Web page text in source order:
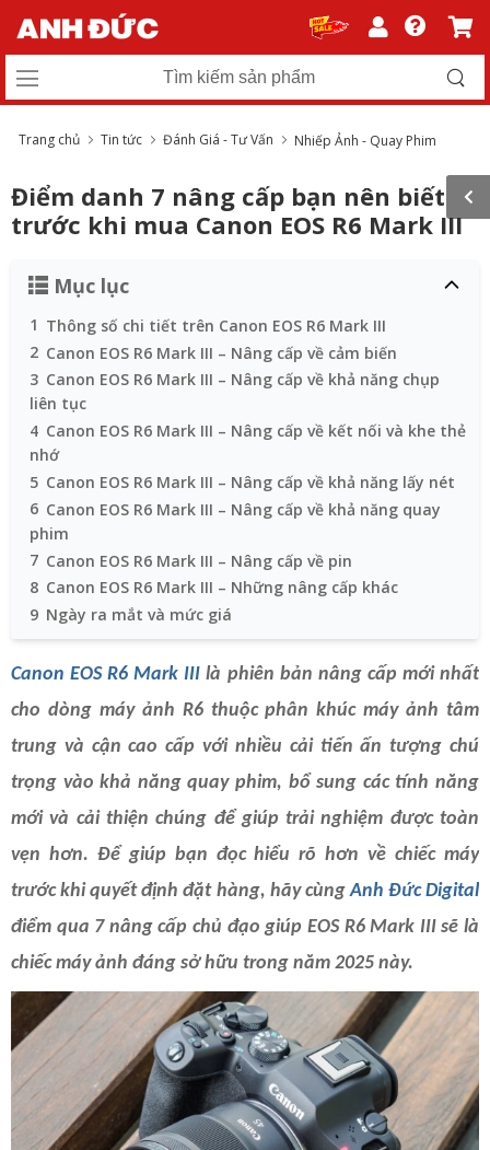
Trang chủ Tin tức Đánh Giá - Tư Vấn Nhiếp Ảnh - Quay Phim
Điểm danh 7 nâng cấp bạn nên biết
trước khi mua Canon EOS R6 Mark III
Mục lục
1 Thông số chi tiết trên Canon EOS R6 Mark III
2 Canon EOS R6 Mark III – Nâng cấp về cảm biến
3 Canon EOS R6 Mark III – Nâng cấp về khả năng chụp
liên tục
4 Canon EOS R6 Mark III – Nâng cấp về kết nối và khe thẻ
nhớ
5 Canon EOS R6 Mark III – Nâng cấp về khả năng lấy nét
6 Canon EOS R6 Mark III – Nâng cấp về khả năng quay
phim
7 Canon EOS R6 Mark III – Nâng cấp về pin
8 Canon EOS R6 Mark III – Những nâng cấp khác
9 Ngày ra mắt và mức giá
Canon EOS R6 Mark III là phiên bản nâng cấp mới nhất
cho dòng máy ảnh R6 thuộc phân khúc máy ảnh tâm
trung và cận cao cấp với nhiều cải tiến ấn tượng chú
trọng vào khả năng quay phim, bổ sung các tính năng
mới và cải thiện chúng để giúp trải nghiệm được toàn
vẹn hơn. Để giúp bạn đọc hiểu rõ hơn về chiếc máy
trước khi quyết định đặt hàng, hãy cùngAnh Đức Digital
điểm qua 7 nâng cấp chủ đạo giúp EOS R6 Mark III sẽ là
chiếc máy ảnh đáng sở hữu trong năm 2025 này.